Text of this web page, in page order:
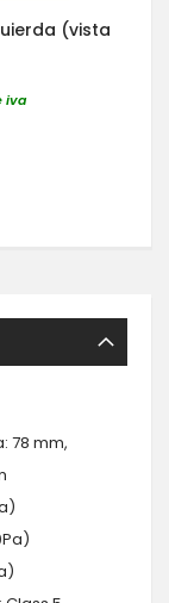
(vista
iva
78 mm,